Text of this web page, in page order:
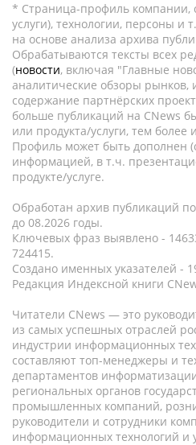
* Страница-профиль компании,
услуги), технологии, персоны и
на основе анализа архива
Обрабатываются тексты всех
(новости, включая "Главные
аналитические обзоры рынков,
содержание партнёрских
больше публикаций на CNews
или продукта/услуги, тем
Профиль может быть дополнен
информацией, в т.ч.
продукте/услуге.
Обработан архив публикаций
до 08.2026 годы.
Ключевых фраз выявлено -
724415.
Создано именных указателей -
Редакция Индексной книги
Читатели CNews — это
из самых успешных отраслей
индустрии информационных
составляют топ-менеджеры и
департаментов
региональных органов
промышленных компаний,
руководители и сотрудники
информационных технологий и